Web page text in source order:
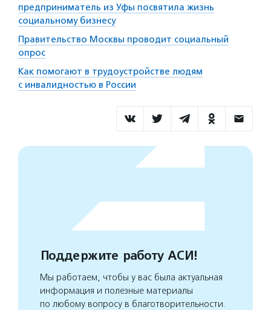
предприниматель из Уфы посвятила жизнь
социальному бизнесу
Правительство Москвы проводит социальный
опрос
Как помогают в трудоустройстве людям
с инвалидностью в России
Поддержите работу АСИ!
Мы работаем, чтобы у вас была актуальная
информация и полезные материалы
по любому вопросу в благотворительности.